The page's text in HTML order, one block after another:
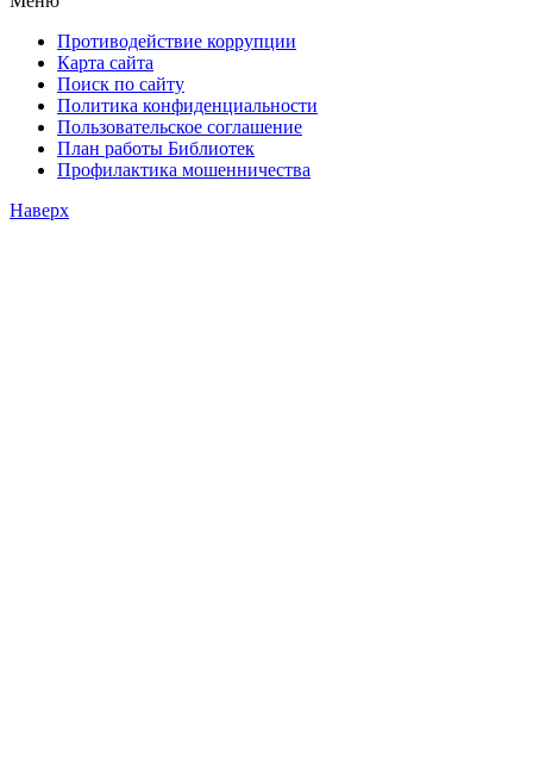
Противодействие коррупции
Карта сайта
Поиск по сайту
Политика конфиденциальности
Пользовательское соглашение
План работы Библиотек
Профилактика мошенничества
Наверх